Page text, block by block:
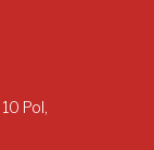
Pol,